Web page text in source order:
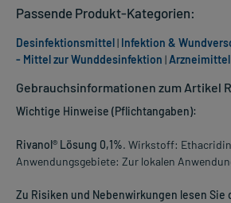
Gebrauchsinformationen zum Artikel
Wichtige Hinweise (Pflichtangaben):
Rivanol® Lösung 0,1%. Wirkstoff:
Anwendungsgebiete: Zur lokalen
Zu Risiken und Nebenwirkungen lesen Sie
Passende Produkt-Kategorien:
Desinfektionsmittel| Infektion &
- Mittel zur Wunddesinfektion |